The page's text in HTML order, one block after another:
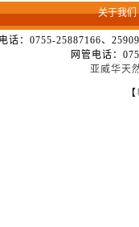
关于我们
话：0755-25887166、
网管电话：
亚威华天
【